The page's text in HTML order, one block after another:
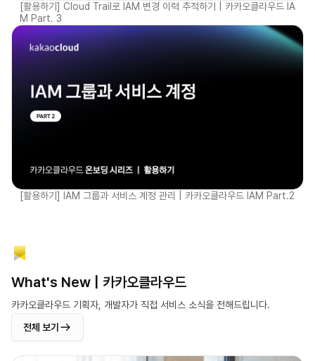
[활용하기] Cloud Trail로 IAM 변경 이력 추적하기 | 카카오클라우드 IA
M Part. 3
[활용하기] IAM 그룹과 서비스 계정 관리 | 카카오클라우드 IAM Part.2
What's New | 카카오클라우드
카카오클라우드 기획자, 개발자가 직접 서비스 소식을 전해드립니다.
전체 보기